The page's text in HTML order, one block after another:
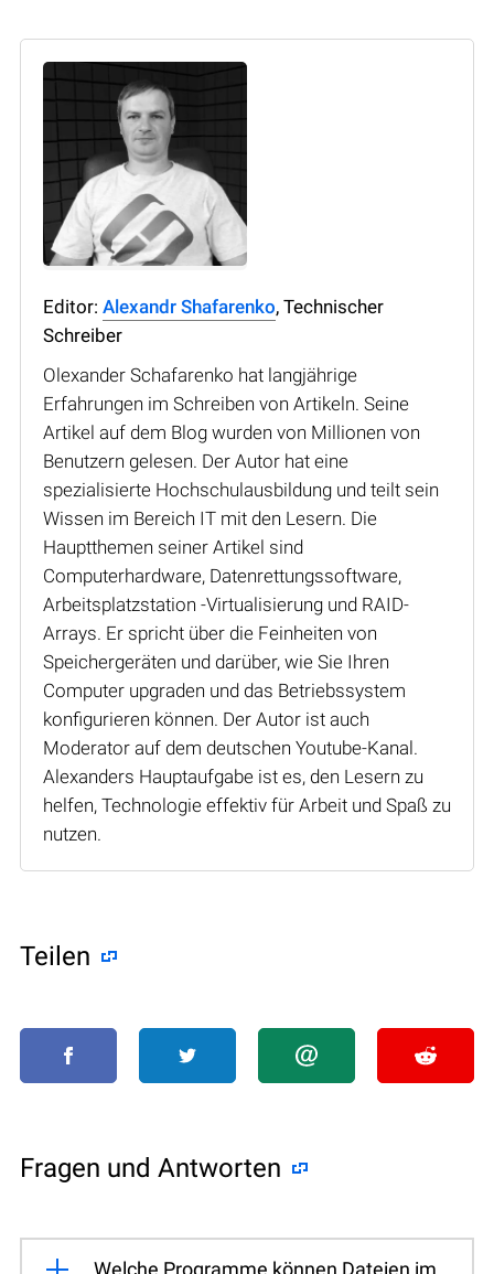
Editor: Alexandr Shafarenko, Technischer
Schreiber
Olexander Schafarenko hat langjährige
Erfahrungen im Schreiben von Artikeln. Seine
Artikel auf dem Blog wurden von Millionen von
Benutzern gelesen. Der Autor hat eine
spezialisierte Hochschulausbildung und teilt sein
Wissen im Bereich IT mit den Lesern. Die
Hauptthemen seiner Artikel sind
Computerhardware, Datenrettungssoftware,
Arbeitsplatzstation -Virtualisierung und RAID-
Arrays. Er spricht über die Feinheiten von
Speichergeräten und darüber, wie Sie Ihren
Computer upgraden und das Betriebssystem
konfigurieren können. Der Autor ist auch
Moderator auf dem deutschen Youtube-Kanal.
Alexanders Hauptaufgabe ist es, den Lesern zu
helfen, Technologie effektiv für Arbeit und Spaß zu
nutzen.
Teilen
Fragen und Antworten
Welche Programme können Dateien im